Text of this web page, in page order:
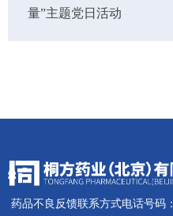
量”主题党日活动
药品不良反馈联系方式电话号码：